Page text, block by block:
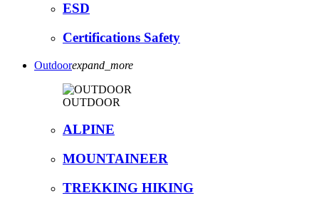
ESD
Certifications Safety
Outdoorexpand_more
OUTDOOR
ALPINE
MOUNTAINEER
TREKKING HIKING